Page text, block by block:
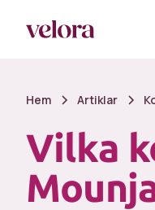
Hem Artiklar
Vilka